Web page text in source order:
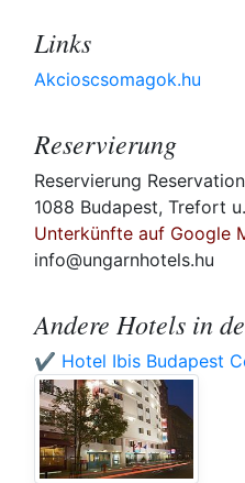
Links
Akcioscsomagok.hu
Reservierung
Reservierung
1088 Budapest, Trefort
Unterkünfte auf Google
info@ungarnhotels.hu
Andere Hotels in
✔️ Hotel Ibis Budapest